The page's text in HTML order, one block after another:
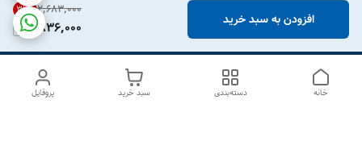
۲٬۶۸۳٬۰۰۰ 31%
1,836,000 افزودن به سبد خرید
پروفایل سبد خرید دسته‌بندی خانه